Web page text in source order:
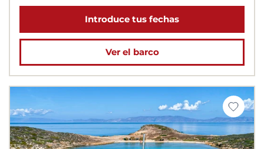
Introduce tus fechas
Ver el barco